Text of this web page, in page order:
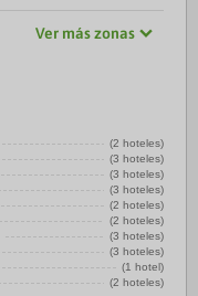
Ver más zonas
(2 hoteles)
(3 hoteles)
(3 hoteles)
(3 hoteles)
(2 hoteles)
(2 hoteles)
(3 hoteles)
(3 hoteles)
(1 hotel)
(2 hoteles)